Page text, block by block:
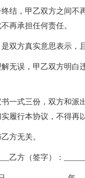
结，甲乙双方之间不
再承担任何责任。
双方真实意思表示，
无误，甲乙双方明白
一式三份，双方和派
履行本协议，不得再
方无关。
乙方（签字）：